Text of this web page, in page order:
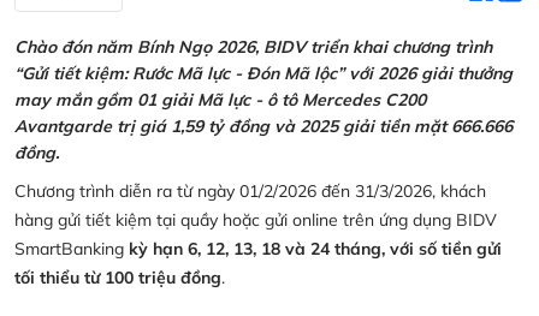
Chào đón năm Bính Ngọ 2026, BIDV triển khai chương trình
“Gửi tiết kiệm: Rước Mã lực - Đón Mã lộc” với 2026 giải thưởng
may mắn gồm 01 giải Mã lực - ô tô Mercedes C200
Avantgarde trị giá 1,59 tỷ đồng và 2025 giải tiền mặt 666.666
đồng.
Chương trình diễn ra từ ngày 01/2/2026 đến 31/3/2026, khách
hàng gửi tiết kiệm tại quầy hoặc gửi online trên ứng dụng BIDV
SmartBanking kỳ hạn 6, 12, 13, 18 và 24 tháng, với số tiền gửi
tối thiểu từ 100 triệu đồng.